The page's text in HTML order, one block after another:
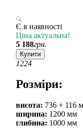
Є в наявності
Ціна актуальна!
5 188грн.
Купити
1224
Розміри:
висота: 736 + 116
ширина: 1200 мм
глибина: 1000 мм